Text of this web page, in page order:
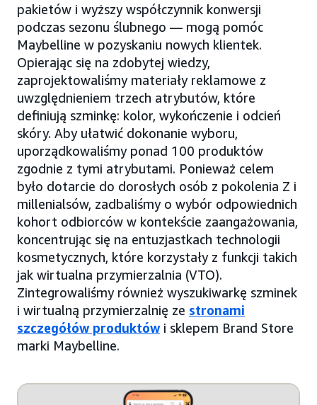
pakietów i wyższy współczynnik konwersji
podczas sezonu ślubnego — mogą pomóc
Maybelline w pozyskaniu nowych klientek.
Opierając się na zdobytej wiedzy,
zaprojektowaliśmy materiały reklamowe z
uwzględnieniem trzech atrybutów, które
definiują szminkę: kolor, wykończenie i odcień
skóry. Aby ułatwić dokonanie wyboru,
uporządkowaliśmy ponad 100 produktów
zgodnie z tymi atrybutami. Ponieważ celem
było dotarcie do dorosłych osób z pokolenia Z i
millenialsów, zadbaliśmy o wybór odpowiednich
kohort odbiorców w kontekście zaangażowania,
koncentrując się na entuzjastkach technologii
kosmetycznych, które korzystały z funkcji takich
jak wirtualna przymierzalnia (VTO).
Zintegrowaliśmy również wyszukiwarkę szminek
i wirtualną przymierzalnię ze stronami
szczegółów produktówi sklepem Brand Store
marki Maybelline.